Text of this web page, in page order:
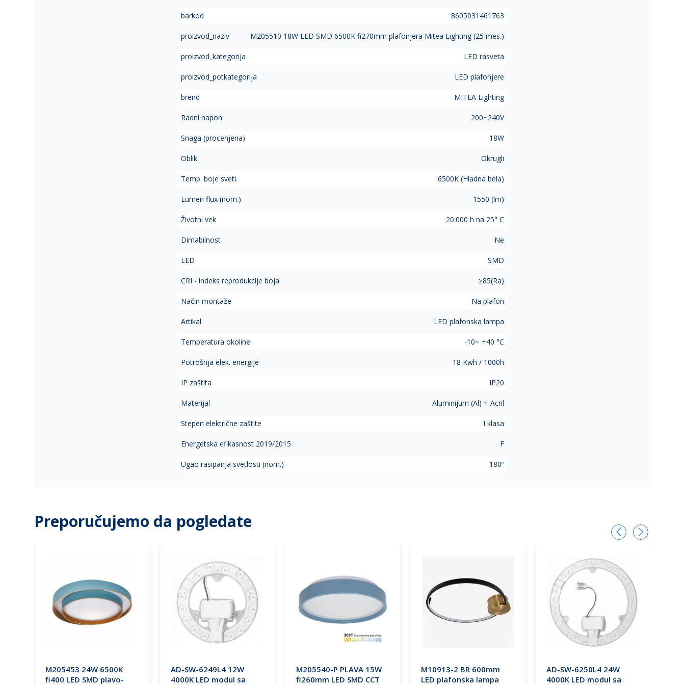
barkod 8605031461763
proizvod_naziv M205510 18W LED SMD 6500K fi270mm plafonjera Mitea Lighting (25 mes.)
proizvod_kategorija LED rasveta
proizvod_potkategorija LED plafonjere
brend MITEA Lighting
Radni napon 200~240V
Snaga (procenjena) 18W
Oblik Okrugli
Temp. boje svetl. 6500K (Hladna bela)
Lumen flux (nom.) 1550 (lm)
Životni vek 20.000 h na 25° C
Dimabilnost Ne
LED SMD
CRI - indeks reprodukcije boja ≥85(Ra)
Način montaže Na plafon
Artikal LED plafonska lampa
Temperatura okoline -10~ +40 °C
Potrošnja elek. energije 18 Kwh / 1000h
IP zaštita IP20
Materijal Aluminijum (Al) + Acril
Stepen električne zaštite I klasa
Energetska efikasnost 2019/2015 F
Ugao rasipanja svetlosti (nom.) 180º
Preporučujemo da pogledate
M205453 24W 6500K
fi400 LED SMD plavo-
AD-SW-6249L4 12W
4000K LED modul sa
M205540-P PLAVA 15W
fi260mm LED SMD CCT
M10913-2 BR 600mm
LED plafonska lampa
AD-SW-6250L4 24W
4000K LED modul sa